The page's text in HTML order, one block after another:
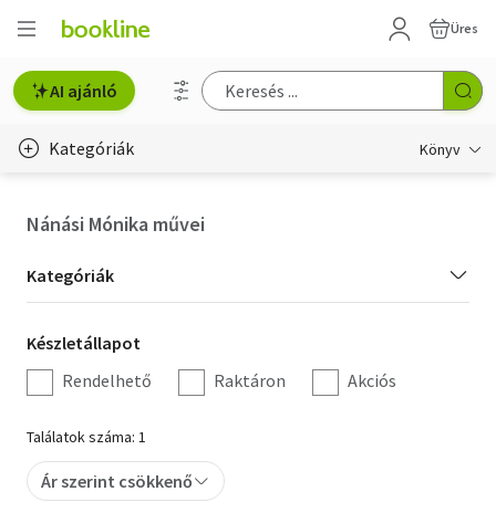
Üres
AI ajánló
Kategóriák Könyv
Hobbi, szabadidő
Irodalom
Művészet
Szakkönyv
Nánási Mónika művei
Kategória
szűrés
Kategóriák
Készletállapot
szűrés
Készletállapot
Rendelhető
Raktáron Akciós
Találatok száma: 1
Ár szerint csökkenő